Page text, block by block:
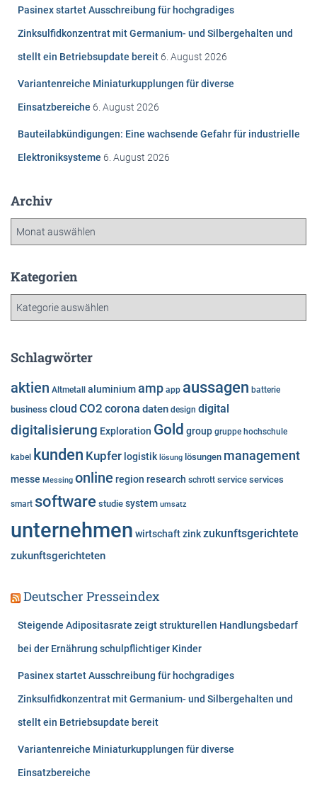
Pasinex startet Ausschreibung für hochgradiges
Zinksulfidkonzentrat mit Germanium- und Silbergehalten und
stellt ein Betriebsupdate bereit 6. August 2026
Variantenreiche Miniaturkupplungen für diverse
Einsatzbereiche 6. August 2026
Bauteilabkündigungen: Eine wachsende Gefahr für industrielle
Elektroniksysteme 6. August 2026
Archiv
h
Kategorien
g
r
i
e
Schlagwörter
aktien Altmetall aluminiumamp app aussagen batterie
business cloud CO2 corona daten design digital
digitalisierung Exploration Gold group gruppe hochschule
kabel kunden Kupfer logistik lösung lösungen management
messe Messing online region research schrott service services
smart software studie system umsatz
unternehmen wirtschaftzinkzukunftsgerichtete
zukunftsgerichteten
Deutscher Presseindex
Steigende Adipositasrate zeigt strukturellen Handlungsbedarf
bei der Ernährung schulpflichtiger Kinder
Pasinex startet Ausschreibung für hochgradiges
Zinksulfidkonzentrat mit Germanium- und Silbergehalten und
stellt ein Betriebsupdate bereit
Variantenreiche Miniaturkupplungen für diverse
Einsatzbereiche